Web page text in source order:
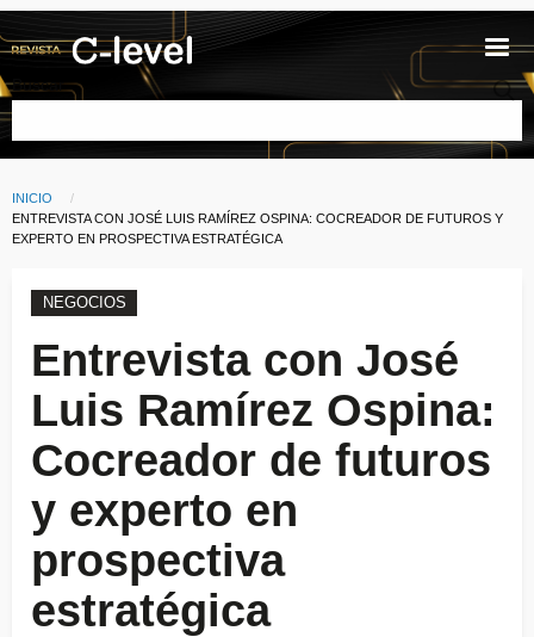
Pasar al contenido principal
Buscar
Ruta de navegación
INICIO
CURRENT:
ENTREVISTA CON JOSÉ LUIS RAMÍREZ OSPINA: COCREADOR DE FUTUROS Y
EXPERTO EN PROSPECTIVA ESTRATÉGICA
NEGOCIOS
Entrevista con José
Luis Ramírez Ospina:
Cocreador de futuros
y experto en
prospectiva
estratégica